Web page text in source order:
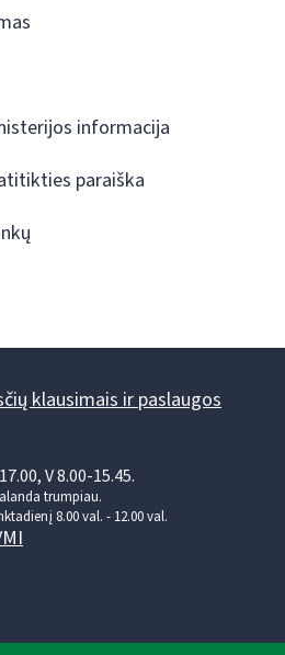
informacija
paraiška
klausimais ir paslaugos
V 8.00-15.45.
trumpiau.
8.00 val. - 12.00 val.